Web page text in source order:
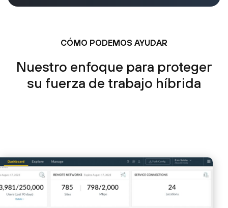
CÓMO PODEMOS AYUDAR
Nuestro enfoque para proteger
su fuerza de trabajo híbrida